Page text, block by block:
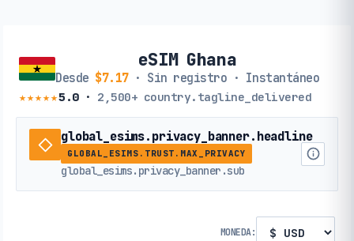
eSIM Ghana
Desde $7.17· Sin registro · Instantáneo
★★★★★5.0· 2,500+ country.tagline_delivered
global_esims.privacy_banner.headline
GLOBAL_ESIMS.TRUST.MAX_PRIVACY
global_esims.privacy_banner.sub
MONEDA: